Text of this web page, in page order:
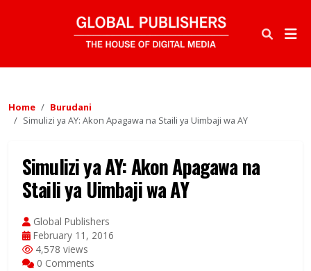
Home
Burudani
Simulizi ya AY: Akon Apagawa na Staili ya Uimbaji wa AY
Simulizi ya AY: Akon Apagawa na
Staili ya Uimbaji wa AY
Global Publishers
February 11, 2016
4,578 views
0 Comments